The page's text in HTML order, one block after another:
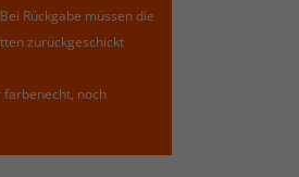
Rückgabe müssen die
zurückgeschickt
noch